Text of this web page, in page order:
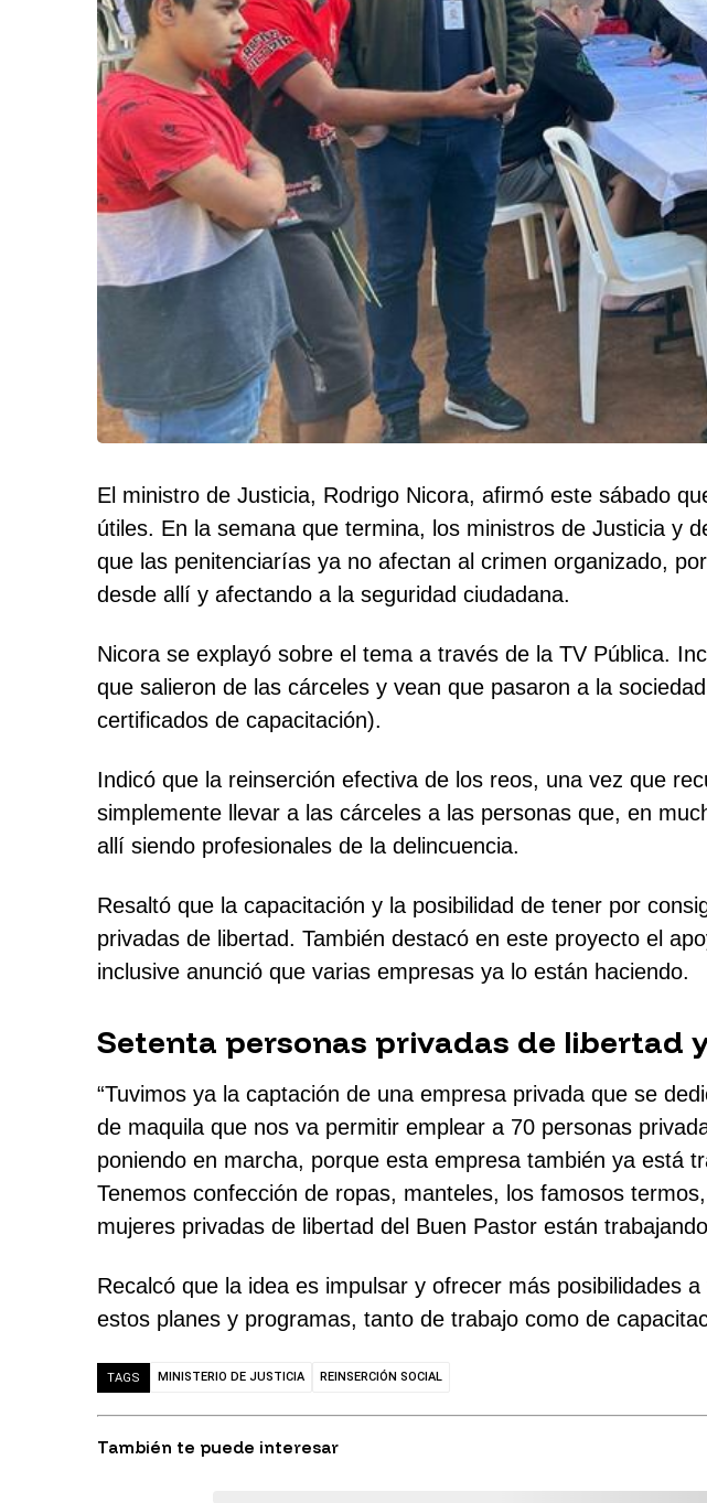
El ministro de Justicia, Rodrigo Nicora, afirmó este sábado
útiles. En la semana que termina, los ministros de Justicia y
que las penitenciarías ya no afectan al crimen organizado,
desde allí y afectando a la seguridad ciudadana.
Nicora se explayó sobre el tema a través de la TV Pública.
que salieron de las cárceles y vean que pasaron a la
certificados de capacitación).
Indicó que la reinserción efectiva de los reos, una vez que
simplemente llevar a las cárceles a las personas que, en
allí siendo profesionales de la delincuencia.
Resaltó que la capacitación y la posibilidad de tener por
privadas de libertad. También destacó en este proyecto el
inclusive anunció que varias empresas ya lo están haciendo.
Setenta personas privadas de libertad
“Tuvimos ya la captación de una empresa privada que se
de maquila que nos va permitir emplear a 70 personas
poniendo en marcha, porque esta empresa también ya está
Tenemos confección de ropas, manteles, los famosos
mujeres privadas de libertad del Buen Pastor están
Recalcó que la idea es impulsar y ofrecer más posibilidades
estos planes y programas, tanto de trabajo como de
TAGS MINISTERIO DE JUSTICIA REINSERCIÓN SOCIAL
También te puede interesar